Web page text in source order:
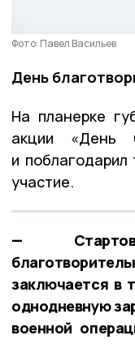
Фото: Павел Васильев
День
На планерке
акции «День
и
участие.
—
заключается в
однодневную
военной